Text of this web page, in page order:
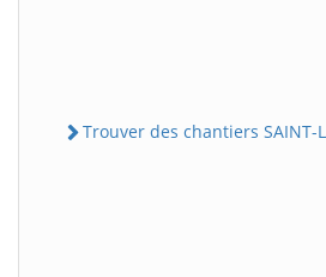
Trouver des chantiers SAINT-